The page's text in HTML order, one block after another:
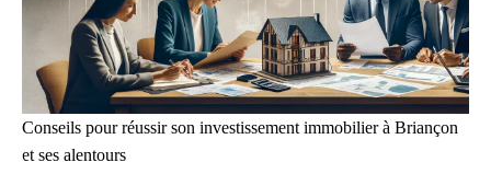
Conseils pour réussir son investissement immobilier à Briançon
et ses alentours